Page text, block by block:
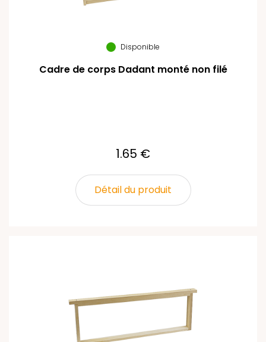
Disponible
Cadre de corps Dadant monté non filé
1.65 €
Détail du produit